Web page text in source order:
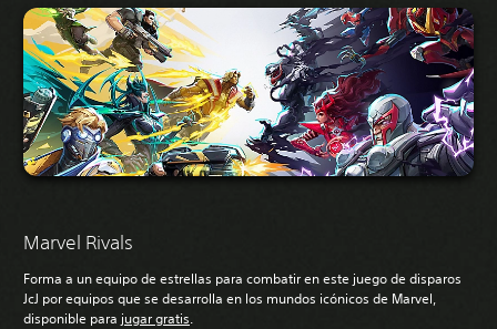
Marvel Rivals
Forma a un equipo de estrellas para combatir en este juego de disparos
JcJ por equipos que se desarrolla en los mundos icónicos de Marvel,
disponible para jugar gratis.